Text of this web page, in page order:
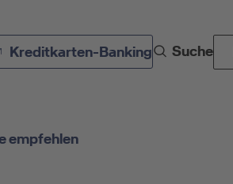
Kreditkarten-Banking Suche
empfehlen